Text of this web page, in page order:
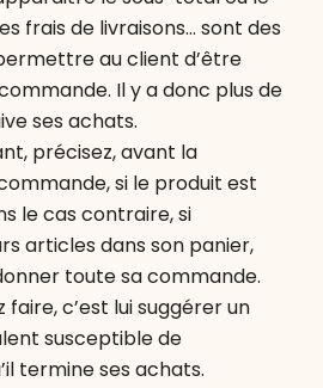
frais de livraisons… sont des
au client d’être
Il y a donc plus de
ses achats.
précisez, avant la
si le produit est
le cas contraire, si
articles dans son panier,
toute sa commande.
faire, c’est lui suggérer un
susceptible de
termine ses achats.